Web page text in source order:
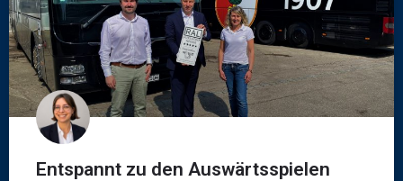
Entspannt zu den Auswärtsspielen